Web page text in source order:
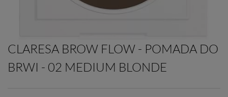
CLARESA BROW FLOW - POMADA DO
BRWI - 02 MEDIUM BLONDE